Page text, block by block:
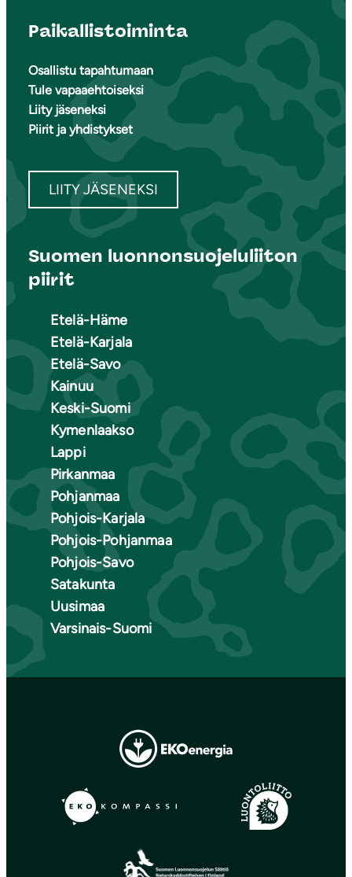
Paikallistoiminta
Osallistu tapahtumaan
Tule vapaaehtoiseksi
Liity jäseneksi
Piirit ja yhdistykset
LIITY JÄSENEKSI
Suomen luonnonsuojeluliiton
piirit
Etelä-Häme
Etelä-Karjala
Etelä-Savo
Kainuu
Keski-Suomi
Kymenlaakso
Lappi
Pirkanmaa
Pohjanmaa
Pohjois-Karjala
Pohjois-Pohjanmaa
Pohjois-Savo
Satakunta
Uusimaa
Varsinais-Suomi